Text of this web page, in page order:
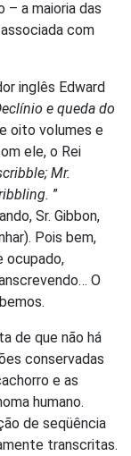
– a maioria das
com
inglês Edward
e queda do
oito volumes e
ele, o Rei
Mr.
”
Sr. Gibbon,
Pois bem,
ocupado,
O
de que não há
conservadas
e as
humano.
de seqüência
transcritas.